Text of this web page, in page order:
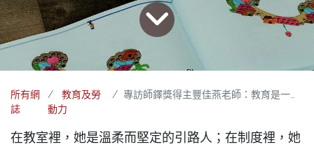
所有網
誌
教育及勞
動力
專訪師鐸獎得主豐佳燕老師：教育是一場溫柔的革命
在教室裡，她是溫柔而堅定的引路人；在制度裡，她